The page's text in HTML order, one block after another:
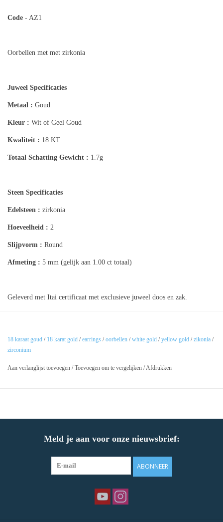
Code - AZ1
Oorbellen met met zirkonia
Juweel Specificaties
Metaal : Goud
Kleur : Wit of Geel Goud
Kwaliteit : 18 KT
Totaal Schatting Gewicht : 1.7g
Steen Specificaties
Edelsteen : zirkonia
Hoeveelheid : 2
Slijpvorm : Round
Afmeting : 5 mm (gelijk aan 1.00 ct totaal)
Geleverd met Itai certificaat met exclusieve juweel doos en zak.
18 karaat goud / 18 karat gold /earrings /oorbellen /white gold /yellow gold /zikonia /
zirconium
Aan verlanglijst toevoegen /Toevoegen om te vergelijken /Afdrukken
Meld je aan voor onze nieuwsbrief:
ABONNEER